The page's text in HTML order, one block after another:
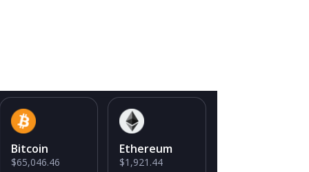
Bitcoin
$65,046.46
Ethereum
$1,921.44